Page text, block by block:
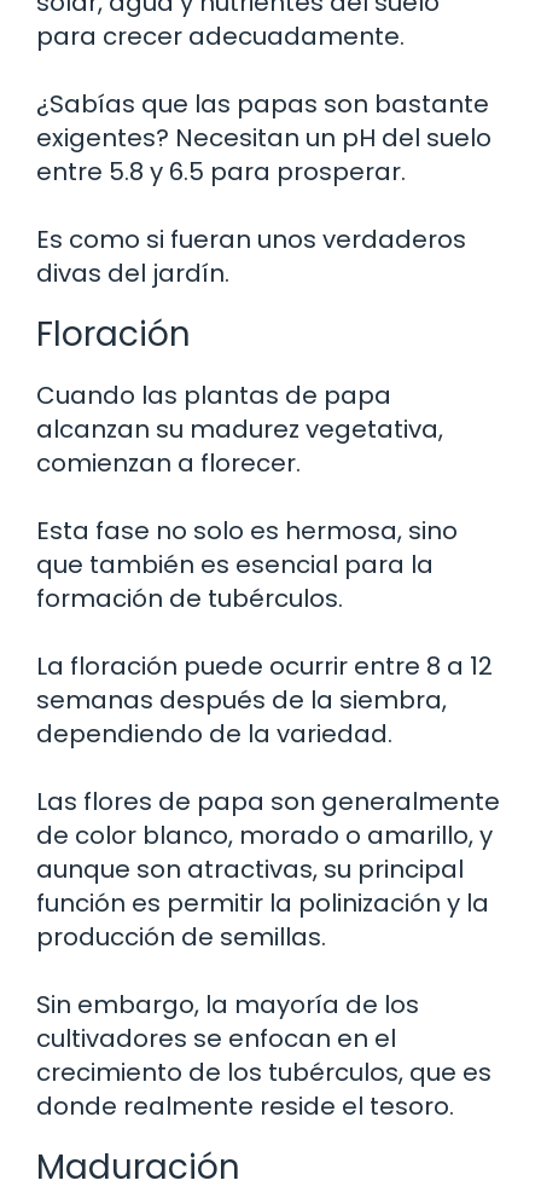
para crecer adecuadamente.
¿Sabías que las papas son bastante
exigentes? Necesitan un pH del suelo
entre 5.8 y 6.5 para prosperar.
Es como si fueran unos verdaderos
divas del jardín.
Floración
Cuando las plantas de papa
alcanzan su madurez vegetativa,
comienzan a florecer.
Esta fase no solo es hermosa, sino
que también es esencial para la
formación de tubérculos.
La floración puede ocurrir entre 8 a 12
semanas después de la siembra,
dependiendo de la variedad.
Las flores de papa son generalmente
de color blanco, morado o amarillo, y
aunque son atractivas, su principal
función es permitir la polinización y la
producción de semillas.
Sin embargo, la mayoría de los
cultivadores se enfocan en el
crecimiento de los tubérculos, que es
donde realmente reside el tesoro.
Maduración